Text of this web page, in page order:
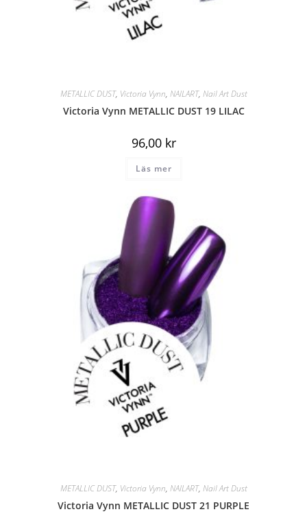
METALLIC DUST, Victoria Vynn, NAILART, Nail Art Dust
Victoria Vynn METALLIC DUST 19 LILAC
96,00 kr
Läs mer
METALLIC DUST, Victoria Vynn, NAILART, Nail Art Dust
Victoria Vynn METALLIC DUST 21 PURPLE